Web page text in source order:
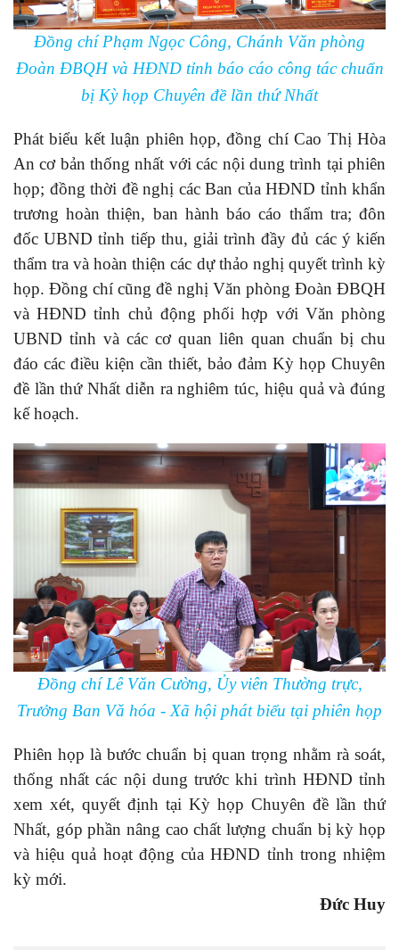
Đồng chí Phạm Ngọc Công, Chánh Văn phòng
Đoàn ĐBQH và HĐND tỉnh báo cáo công tác chuẩn
bị Kỳ họp Chuyên đề lần thứ Nhất
Phát biểu kết luận phiên họp, đồng chí Cao Thị Hòa
An cơ bản thống nhất với các nội dung trình tại phiên
họp; đồng thời đề nghị các Ban của HĐND tỉnh khẩn
trương hoàn thiện, ban hành báo cáo thẩm tra; đôn
đốc UBND tỉnh tiếp thu, giải trình đầy đủ các ý kiến
thẩm tra và hoàn thiện các dự thảo nghị quyết trình kỳ
họp. Đồng chí cũng đề nghị Văn phòng Đoàn ĐBQH
và HĐND tỉnh chủ động phối hợp với Văn phòng
UBND tỉnh và các cơ quan liên quan chuẩn bị chu
đáo các điều kiện cần thiết, bảo đảm Kỳ họp Chuyên
đề lần thứ Nhất diễn ra nghiêm túc, hiệu quả và đúng
kế hoạch.
Đồng chí Lê Văn Cường, Ủy viên Thường trực,
Trưởng Ban Vă hóa - Xã hội phát biểu tại phiên họp
Phiên họp là bước chuẩn bị quan trọng nhằm rà soát,
thống nhất các nội dung trước khi trình HĐND tỉnh
xem xét, quyết định tại Kỳ họp Chuyên đề lần thứ
Nhất, góp phần nâng cao chất lượng chuẩn bị kỳ họp
và hiệu quả hoạt động của HĐND tỉnh trong nhiệm
kỳ mới.
Đức Huy